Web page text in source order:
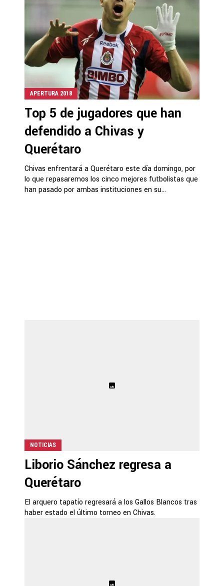
APERTURA 2018
Top 5 de jugadores que han
defendido a Chivas y
Querétaro
Chivas enfrentará a Querétaro este día domingo, por
lo que repasaremos los cinco mejores futbolistas que
han pasado por ambas instituciones en su...
NOTICIAS
Liborio Sánchez regresa a
Querétaro
El arquero tapatío regresará a los Gallos Blancos tras
haber estado el último torneo en Chivas.